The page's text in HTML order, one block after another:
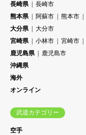
長崎県
長崎市
熊本県
阿蘇市 熊本市
大分県
大分市
宮崎県
小林市 宮崎市
鹿児島県
鹿児島市
沖縄県
海外
オンライン
武道カテゴリー
空手